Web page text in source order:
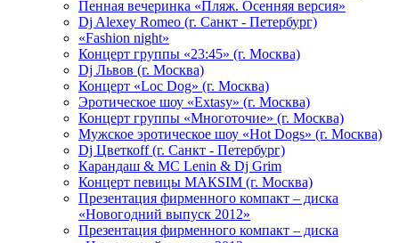
Пенная вечеринка «Пляж. Осенняя версия»
Dj Alexey Romeo (г. Санкт - Петербург)
«Fashion night»
Концерт группы «23:45» (г. Москва)
Dj Львов (г. Москва)
Концерт «Loc Dog» (г. Москва)
Эротическое шоу «Extasy» (г. Москва)
Концерт группы «Многоточие» (г. Москва)
Мужское эротическое шоу «Hot Dogs» (г. Москва)
Dj Цветкоff (г. Санкт - Петербург)
Карандаш & МС Lenin & Dj Grim
Концерт певицы МАКSIМ (г. Москва)
Презентация фирменного компакт – диска
«Новогодний выпуск 2012»
Презентация фирменного компакт – диска